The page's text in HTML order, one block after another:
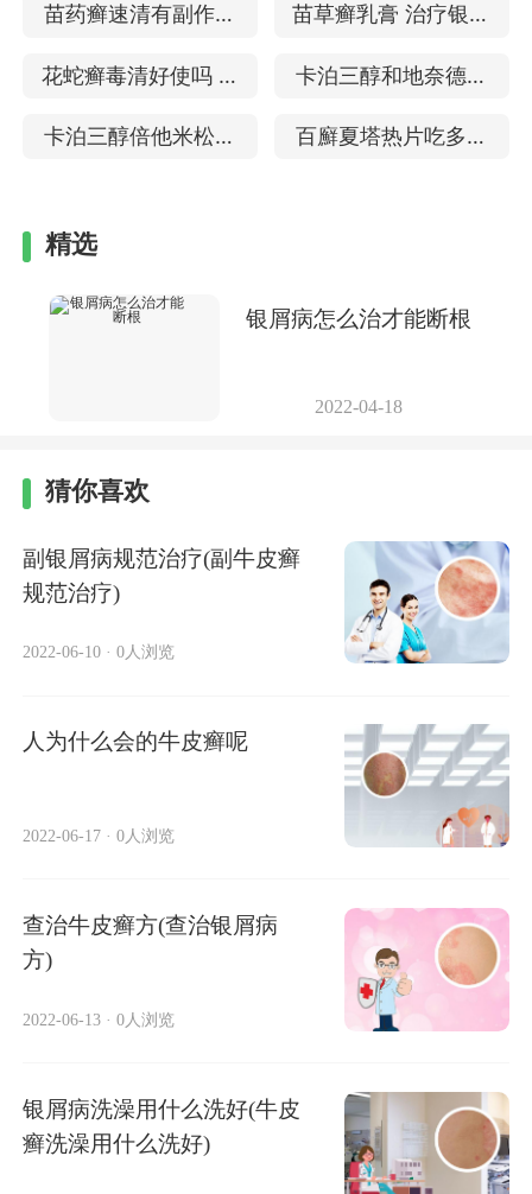
苗药癣速清有副作用
吗 治儿童银屑病吗
苗草癣乳膏 治疗银屑
病有副作用吗
花蛇癣毒清好使吗 治
疗银屑病的效果好吗
卡泊三醇和地奈德一
起 治疗银屑病的效果
卡泊三醇倍他米松软
百廯夏塔热片吃多长
精选
银屑病怎么治才能断根
2022-04-18
猜你喜欢
副银屑病规范治疗(副牛皮癣
规范治疗)
2022-06-10 · 0人浏览
人为什么会的牛皮癣呢
2022-06-17 · 0人浏览
查治牛皮癣方(查治银屑病
方)
2022-06-13 · 0人浏览
银屑病洗澡用什么洗好(牛皮
癣洗澡用什么洗好)